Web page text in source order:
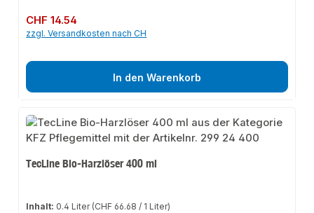
Regulärer Preis:
CHF 14.54
zzgl. Versandkosten nach CH
In den Warenkorb
TecLine Bio-Harzlöser 400 ml
Inhalt: 0.4 Liter (CHF 66.68 / 1 Liter)